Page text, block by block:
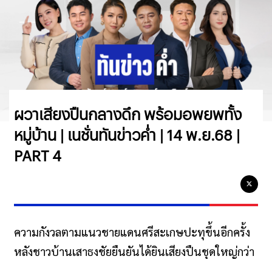
ผวาเสียงปืนกลางดึก พร้อมอพยพทั้ง
หมู่บ้าน | เนชั่นทันข่าวค่ำ | 14 พ.ย.68 |
PART 4
ความกังวลตามแนวชายแดนศรีสะเกษปะทุขึ้นอีกครั้ง
หลังชาวบ้านเสาธงชัยยืนยันได้ยินเสียงปืนชุดใหญ่กว่า